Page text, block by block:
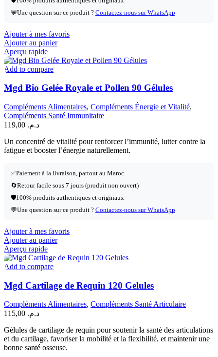
💬Une question sur ce produit ? Contactez-nous sur WhatsApp
Ajouter à mes favoris
Ajouter au panier
Aperçu rapide
Add to compare
Mgd Bio Gelée Royale et Pollen 90 Gélules
Compléments Alimentaires, Compléments Énergie et Vitalité,
Compléments Santé Immunitaire
د.م.
Un concentré de vitalité pour renforcer l’immunité, lutter contre la
fatigue et booster l’énergie naturellement.
✅Paiement à la livraison, partout au Maroc
🔄Retour facile sous 7 jours (produit non ouvert)
🛡️100% produits authentiques et originaux
💬Une question sur ce produit ? Contactez-nous sur WhatsApp
Ajouter à mes favoris
Ajouter au panier
Aperçu rapide
Add to compare
Mgd Cartilage de Requin 120 Gelules
Compléments Alimentaires, Compléments Santé Articulaire
د.م.
Gélules de cartilage de requin pour soutenir la santé des articulations
et du cartilage, favoriser la mobilité et la flexibilité, et maintenir une
bonne santé osseuse.